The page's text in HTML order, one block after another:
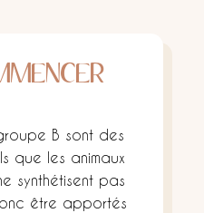
B sont des
que les animaux
synthétisent pas
être apportés